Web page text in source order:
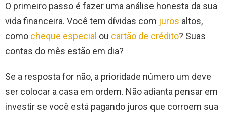
O primeiro passo é fazer uma análise honesta da sua
vida financeira. Você tem dívidas com juros altos,
como cheque especial ou cartão de crédito? Suas
contas do mês estão em dia?
Se a resposta for não, a prioridade número um deve
ser colocar a casa em ordem. Não adianta pensar em
investir se você está pagando juros que corroem sua